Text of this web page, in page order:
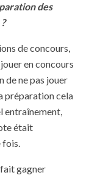
des
de concours,
en concours
de ne pas jouer
préparation cela
entraînement,
était
fois.
gagner